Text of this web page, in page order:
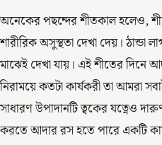
অনেকের পছন্দের শীতকাল হলেও,
শারীরিক অসুস্থতা দেখা দেয়। ঠান্ডা
মাঝেই দেখা যায়। এই শীতের দিনে
নিরাময়ে কতটা কার্যকরী তা আমরা
সাধারণ উপাদানটি ত্বকের যত্নেও
করতে আদার রস হতে পারে একটি